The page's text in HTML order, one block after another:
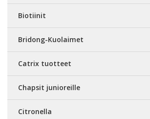
Biotiinit
Bridong-Kuolaimet
Catrix tuotteet
Chapsit junioreille
Citronella